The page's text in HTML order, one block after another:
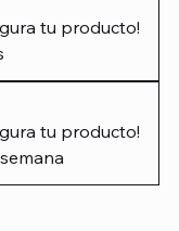
tu producto!
tu producto!